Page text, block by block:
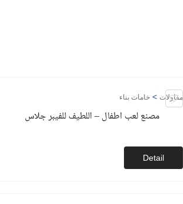
مقاولات > خامات بناء
مصنع لعب اطفال – اللطيف للفيبر جلاس
Detail